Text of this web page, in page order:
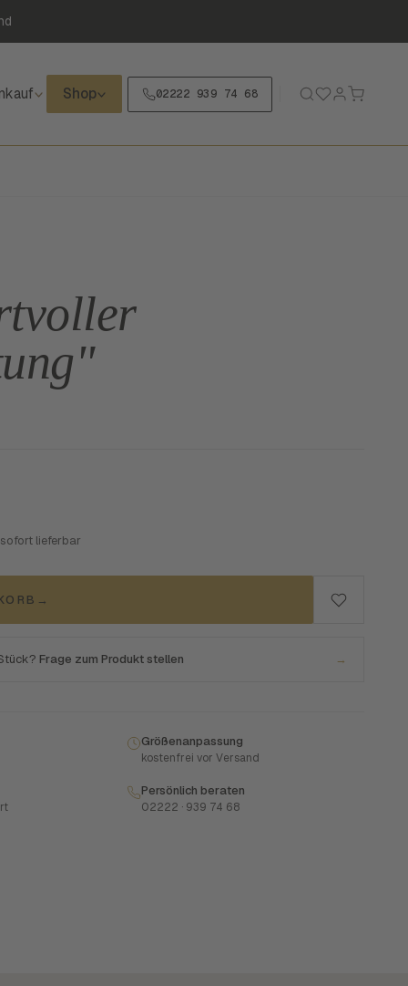
Shop 02222 939 74 68
lieferbar
→
Frage zum Produkt stellen →
Größenanpassung
kostenfrei vor Versand
Persönlich beraten
02222 · 939 74 68